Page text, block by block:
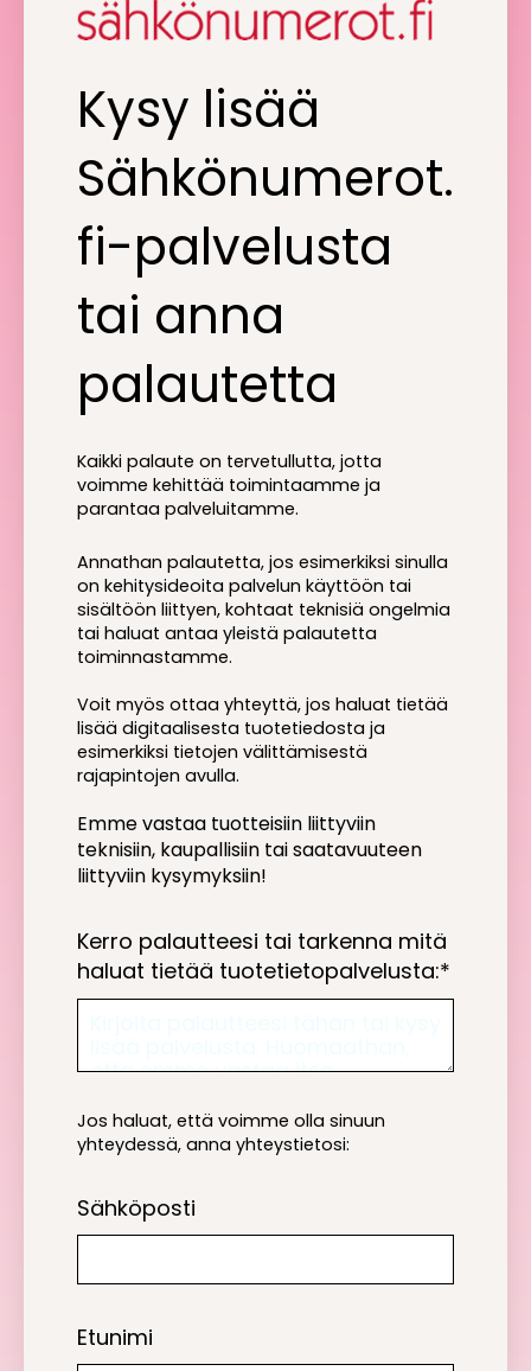
Kysy lisää
Sähkönumerot.
fi-palvelusta
tai anna
palautetta
Kaikki palaute on tervetullutta, jotta
voimme kehittää toimintaamme ja
parantaa palveluitamme.
Annathan palautetta, jos esimerkiksi sinulla
on kehitysideoita palvelun käyttöön tai
sisältöön liittyen, kohtaat teknisiä ongelmia
tai haluat antaa yleistä palautetta
toiminnastamme.
Voit myös ottaa yhteyttä, jos haluat tietää
lisää digitaalisesta tuotetiedosta ja
esimerkiksi tietojen välittämisestä
rajapintojen avulla.
Emme vastaa tuotteisiin liittyviin
teknisiin, kaupallisiin tai saatavuuteen
liittyviin kysymyksiin!
Kerro palautteesi tai tarkenna mitä
haluat tietää tuotetietopalvelusta:*
Jos haluat, että voimme olla sinuun
yhteydessä, anna yhteystietosi:
Sähköposti
Etunimi